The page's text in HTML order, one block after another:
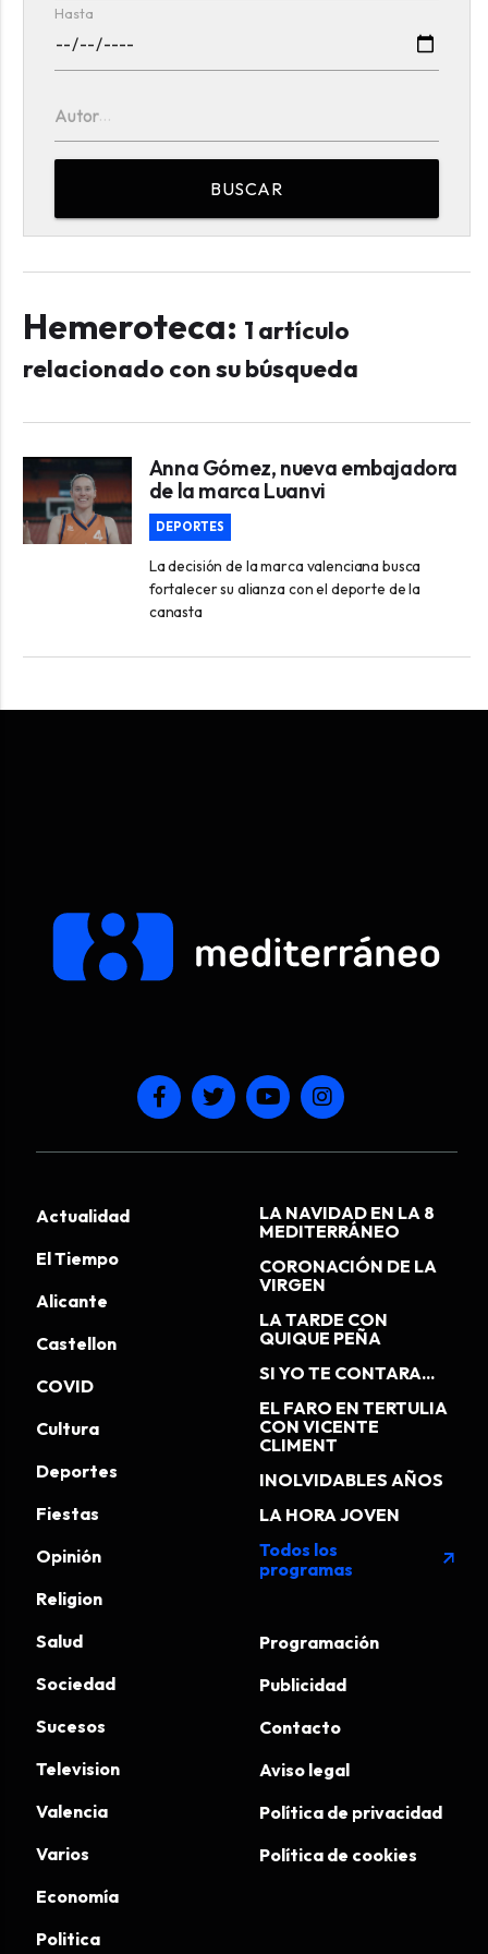
Hasta
Autor
BUSCAR
Hemeroteca: 1 artículo
relacionado con su búsqueda
Anna Gómez, nueva embajadora
de la marca Luanvi
DEPORTES
La decisión de la marca valenciana busca
fortalecer su alianza con el deporte de la
canasta
Actualidad
El Tiempo
Alicante
Castellon
COVID
Cultura
Deportes
Fiestas
Opinión
Religion
Salud
Sociedad
Sucesos
Television
Valencia
Varios
Economía
Politica
LA NAVIDAD EN LA 8
MEDITERRÁNEO
CORONACIÓN DE LA
VIRGEN
LA TARDE CON
QUIQUE PEÑA
SI YO TE CONTARA...
EL FARO EN TERTULIA
CON VICENTE
CLIMENT
INOLVIDABLES AÑOS
LA HORA JOVEN
Todos los
programas
arrow_outward
Programación
Publicidad
Contacto
Aviso legal
Política de privacidad
Política de cookies